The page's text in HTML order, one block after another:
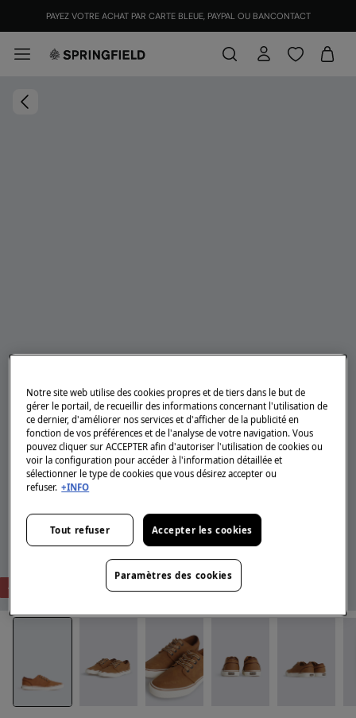
PAYEZ VOTRE ACHAT PAR CARTE BLEUE, PAYPAL OU BANCONTACT
-51%
Notre site web utilise des cookies propres et de tiers dans le but de
gérer le portail, de recueillir des informations concernant l'utilisation de
ce dernier, d'améliorer nos services et d'afficher de la publicité en
fonction de vos préférences et de l'analyse de votre navigation. Vous
pouvez cliquer sur ACCEPTER afin d'autoriser l'utilisation de cookies ou
voir la configuration pour accéder à l'information détaillée et
sélectionner le type de cookies que vous désirez accepter ou
refuser. +INFO
Tout refuser Accepter les cookies
Paramètres des cookies